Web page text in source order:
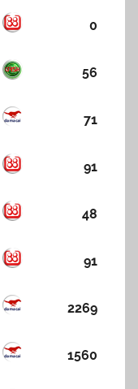
0
56
71
91
48
91
2269
1560